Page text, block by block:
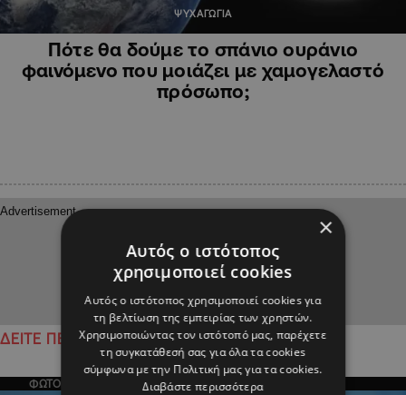
ΨΥΧΑΓΩΓΙΑ
Πότε θα δούμε το σπάνιο ουράνιο
φαινόμενο που μοιάζει με χαμογελαστό
πρόσωπο;
ΔΕΙΤΕ ΠΕΡΙΣΣΟΤΕΡΑ
ΦΩΤΟΓΡΑΦΙΑ ΤΗΣ ΗΜΕΡΑΣ
×
Αυτός ο ιστότοπος
χρησιμοποιεί cookies
Αυτός ο ιστότοπος χρησιμοποιεί cookies για
τη βελτίωση της εμπειρίας των χρηστών.
Χρησιμοποιώντας τον ιστότοπό μας, παρέχετε
τη συγκατάθεσή σας για όλα τα cookies
σύμφωνα με την Πολιτική μας για τα cookies.
Διαβάστε περισσότερα